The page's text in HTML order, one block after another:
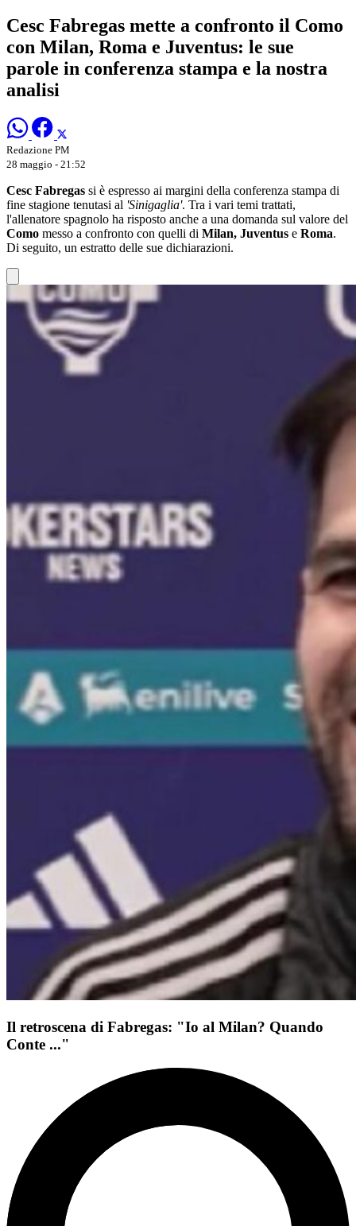
Cesc Fabregas mette a confronto il Como
con Milan, Roma e Juventus: le sue
parole in conferenza stampa e la nostra
analisi
Redazione PM
28 maggio - 21:52
Cesc Fabregas si è espresso ai margini della conferenza stampa di
fine stagione tenutasi al 'Sinigaglia'. Tra i vari temi trattati,
l'allenatore spagnolo ha risposto anche a una domanda sul valore del
Como messo a confronto con quelli di Milan, Juventus e Roma.
Di seguito, un estratto delle sue dichiarazioni.
Il retroscena di Fabregas: "Io al Milan? Quando
Conte ..."